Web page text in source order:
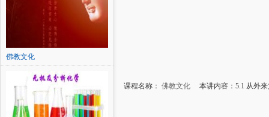
佛教文化
课程名称： 佛教文化 本讲内容：5.1 从外来